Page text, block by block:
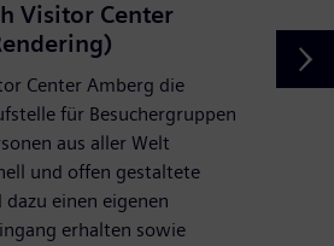
Visitor Center
Center Amberg die
für Besuchergruppen
aus aller Welt
und offen gestaltete
einen eigenen
erhalten sowie